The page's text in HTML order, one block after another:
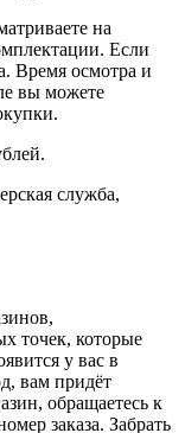
на
Если
Время осмотра и
вы можете
служба,
точек, которые
у вас в
вам придёт
обращаетесь к
заказа. Забрать